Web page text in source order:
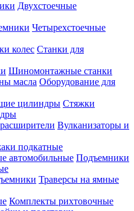
Двухстоечные
Четырехстоечные
Станки для
Шиномонтажные станки
Оборудование для
Стяжки
Вулканизаторы и
подкатные
Подъемники
Траверсы на ямные
Комплекты рихтовочные